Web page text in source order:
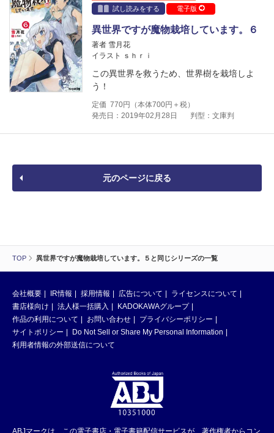
TOP 異世界ですが魔物栽培しています。５と同じシリーズの一覧
試し読みをする
電子版
異世界ですが魔物栽培しています。６
著者 雪月花
イラスト ｓｈｒｉ
この異世界を救うため、世界樹を栽培しよ
う！
定価 770円（本体700円＋税）
発売日：2019年02月28日
判型：文庫判
元のページに戻る
会社概要 IR情報 採用情報 広告について
ライセンスについて
書店様向け
法人様一括購入
KADOKAWAグループ
作品の利用について
お問い合わせ
プライバシーポリシー
サイトポリシー
Do Not Sell or Share My Personal Information
利用者情報の外部送信について